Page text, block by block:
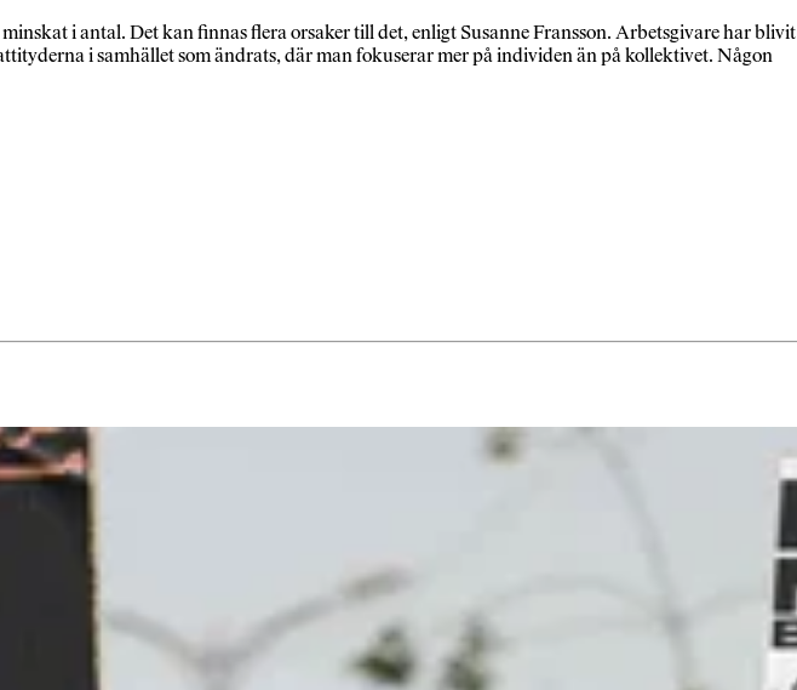
i antal. Det kan finnas flera orsaker till det, enligt Susanne Fransson. Arbetsgivare har blivit
i samhället som ändrats, där man fokuserar mer på individen än på kollektivet. Någon